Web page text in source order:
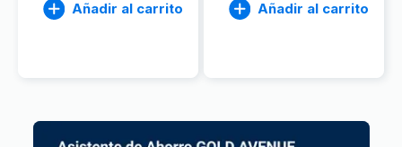
Añadir al carrito Añadir al carrito